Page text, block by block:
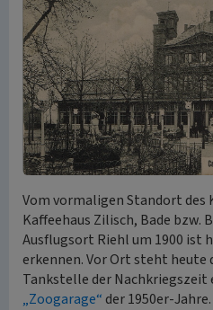
Vom vormaligen Standort des
Kaffeehaus Zilisch, Bade bzw.
Ausflugsort Riehl um 1900 ist
erkennen. Vor Ort steht heute
Tankstelle der Nachkriegszeit
„Zoogarage“ der 1950er-Jahre.